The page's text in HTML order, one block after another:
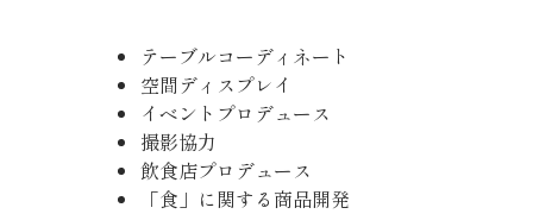
テーブルコーディネート
空間ディスプレイ
イベントプロデュース
撮影協力
飲食店プロデュース
「食」に関する商品開発